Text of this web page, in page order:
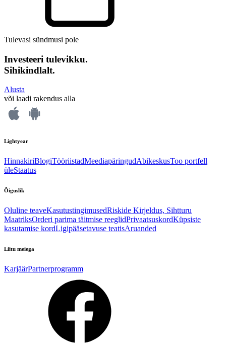
Tulevasi sündmusi pole
Investeeri tulevikku.
Sihikindlalt.
Alusta
või laadi rakendus alla
Lightyear
HinnakiriBlogiTööriistadMeediapäringudAbikeskusToo portfell
üleStaatus
Õiguslik
Oluline teaveKasutustingimusedRiskide Kirjeldus, Sihtturu
MaatriksOrderi parima täitmise reeglidPrivaatsuskordKüpsiste
kasutamise kordLigipääsetavuse teatisAruanded
Liitu meiega
KarjäärPartnerprogramm